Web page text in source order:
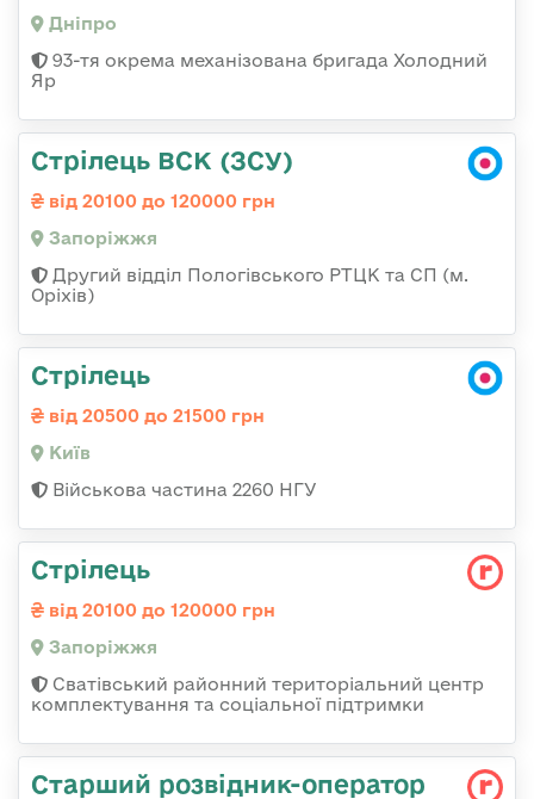
Дніпро
93-тя окрема механізована бригада Холодний
Яр
Стрілець ВСК (ЗСУ)
від 20100 до 120000 грн
Запоріжжя
Другий відділ Пологівського РТЦК та СП (м.
Оріхів)
Стрілець
від 20500 до 21500 грн
Київ
Військова частина 2260 НГУ
Стрілець
від 20100 до 120000 грн
Запоріжжя
Сватівський районний територіальний центр
комплектування та соціальної підтримки
Стаpший pозвідник-опеpатоp